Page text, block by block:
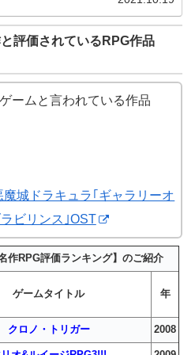
評価されているRPG作品
ームと言われている作品
城ドラキュラ｢ギャラリーオ
ビリンス｣OST
作RPG評価ランキング】のご紹介
ゲームタイトル 年
クロノ・トリガー 2008